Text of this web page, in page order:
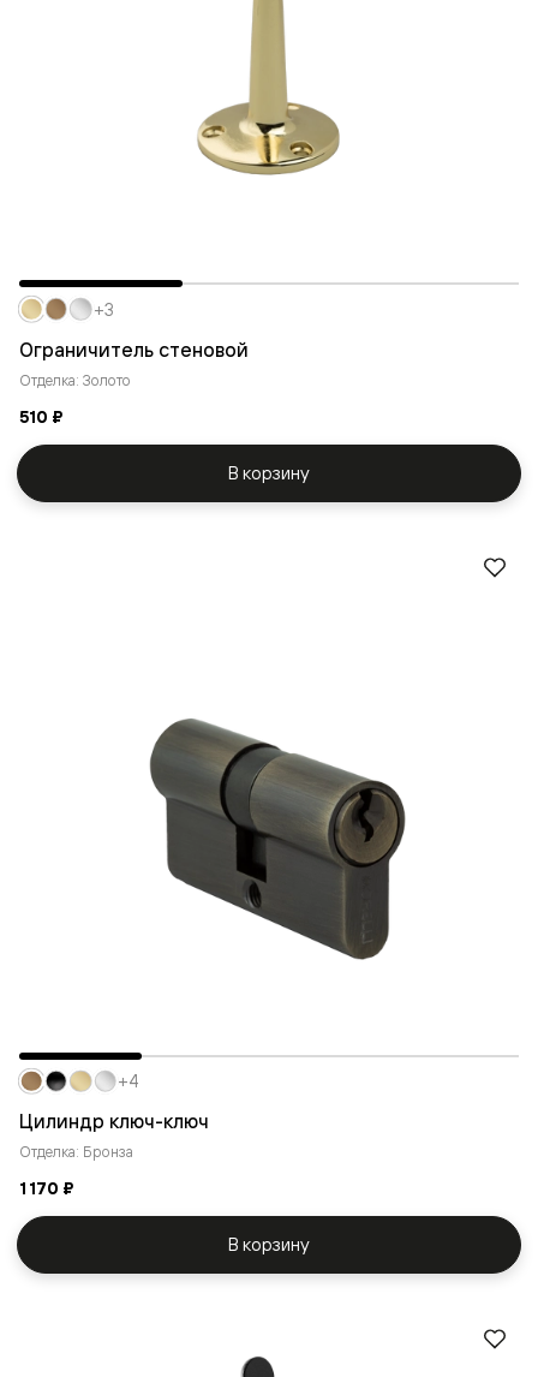
Ограничитель стеновой
Отделка: Золото
510 ₽
+3
В корзину
Цилиндр ключ-ключ
Отделка: Бронза
1 170 ₽
+4
В корзину